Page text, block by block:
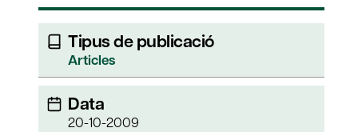
Tipus de publicació
Articles
Data
20-10-2009